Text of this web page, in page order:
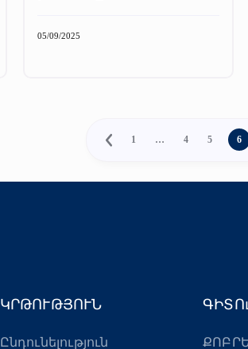
05/09/2025
1 … 4 5 6
ԿՐԹՈՒԹՅՈՒՆ
Ընդունելություն